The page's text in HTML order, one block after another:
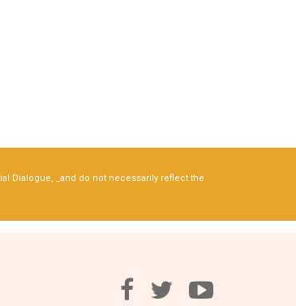
Dialogue, _and do not necessarily reflect the